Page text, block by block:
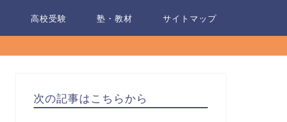
高校受験 塾・教材 サイトマップ
次の記事はこちらから